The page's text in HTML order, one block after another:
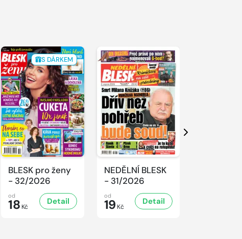
S DÁRKEM
BLESK pro ženy
- 32/2026
od
18 Kč
Detail
NEDĚLNÍ BLESK
- 31/2026
od
19 Kč
Detail
Další